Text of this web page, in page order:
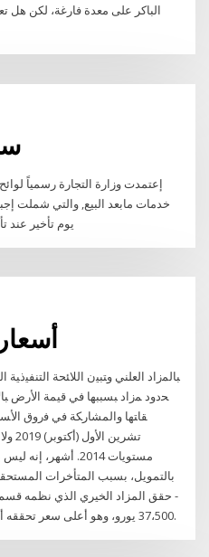
الباكر على معدة فارغة، لكن هل
إعتمدت وزارة التجارة رسمياً
خدمات مابعد البيع, والتي شملت
يوم تأخير عند
ﺒﺎﻟﻤﺯﺍﺩ ﺍﻟﻌﻠﻨﻲ ﻭﺘﺒﻴﻥ ﺍﻟﻼﺌﺤﺔ
ﺤﺩﻭﺩ ﻤﺯﺍﺩ ﺒﺴﺒﺒﻬﺎ ﻓﻲ ﻗﻴﻤﺔ ﺍﻷﺭﺽ
مستويات 2014.
- حقق المزاد الخيري الذي نظمه
37،500 يورو، وهو أعلى سعر تحققه أعمال الفنانة في أي مزاد حتى اليوم.